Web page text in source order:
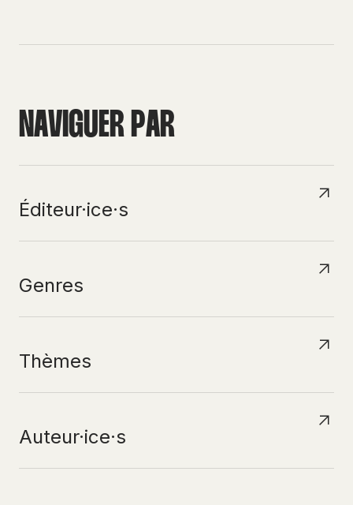
NAVIGUERPAR
Éditeur·ice·s
Genres
Thèmes
Auteur·ice·s